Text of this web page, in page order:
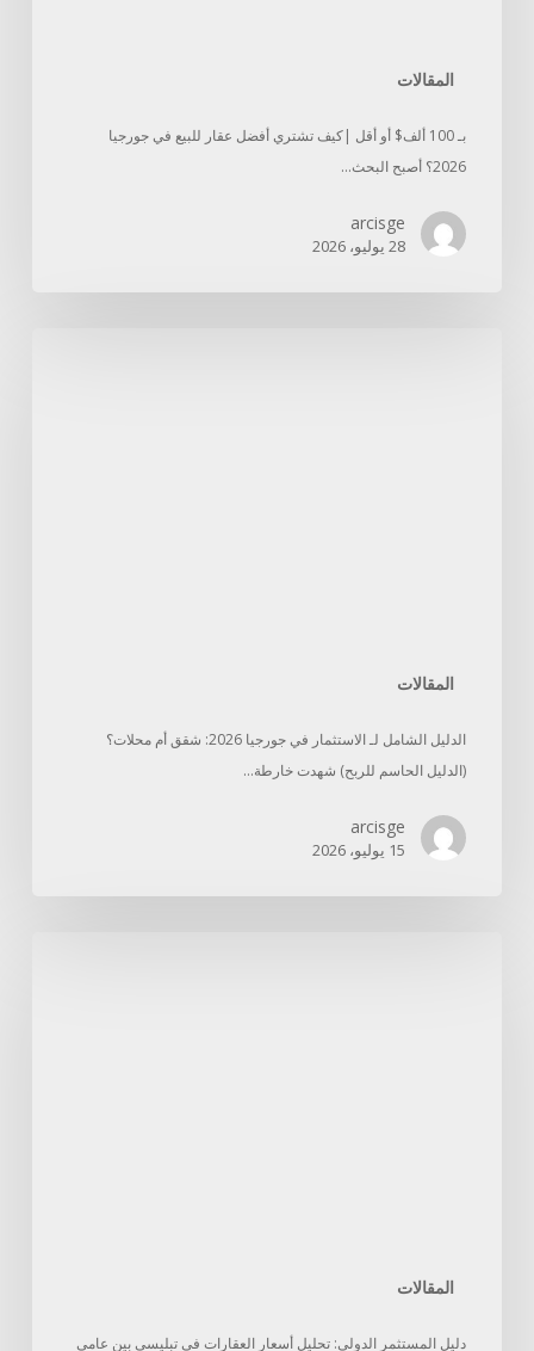
المقالات
بـ 100 ألف$ أو أقل |كيف تشتري أفضل عقار للبيع في جورجيا
2026؟ أصبح البحث…
arcisge
28 يوليو، 2026
المقالات
الدليل الشامل لـ الاستثمار في جورجيا 2026: شقق أم محلات؟
(الدليل الحاسم للربح) شهدت خارطة…
arcisge
15 يوليو، 2026
المقالات
دليل المستثمر الدولي: تحليل أسعار العقارات في تبليسي بين عامي